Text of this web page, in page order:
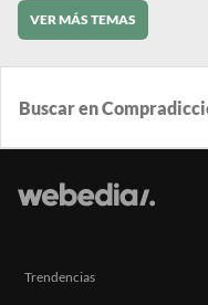
VER MÁS TEMAS
Trendencias